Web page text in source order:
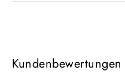
Kundenbewertungen